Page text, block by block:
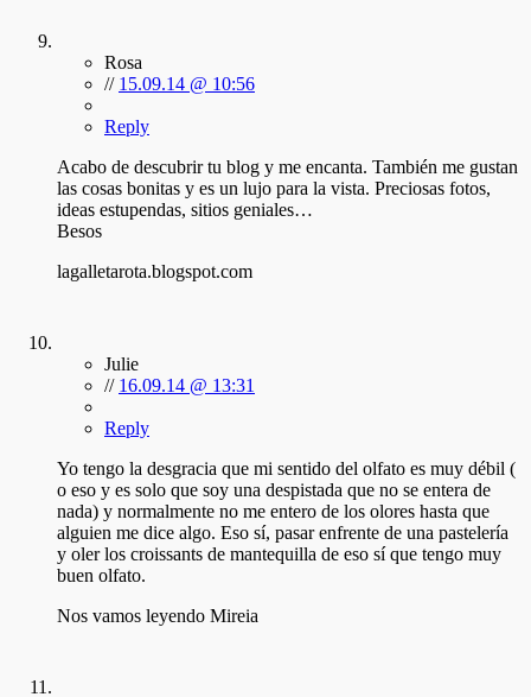
Rosa
// 15.09.14 @ 10:56
Reply
Acabo de descubrir tu blog y me encanta. También me gustan
las cosas bonitas y es un lujo para la vista. Preciosas fotos,
ideas estupendas, sitios geniales…
Besos
lagalletarota.blogspot.com
Julie
// 16.09.14 @ 13:31
Reply
Yo tengo la desgracia que mi sentido del olfato es muy débil (
o eso y es solo que soy una despistada que no se entera de
nada) y normalmente no me entero de los olores hasta que
alguien me dice algo. Eso sí, pasar enfrente de una pastelería
y oler los croissants de mantequilla de eso sí que tengo muy
buen olfato.
Nos vamos leyendo Mireia